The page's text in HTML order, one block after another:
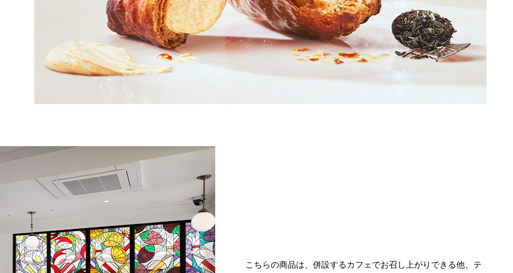
こちらの商品は、併設するカフェでお召し上がりできる他、テ